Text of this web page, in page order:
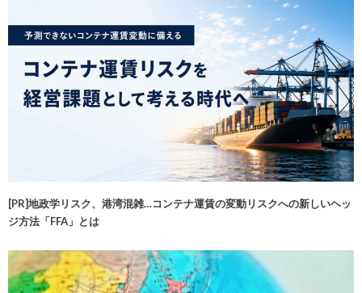
[PR]地政学リスク、港湾混雑…コンテナ運賃の変動リスクへの新しいヘッ
ジ方法「FFA」とは